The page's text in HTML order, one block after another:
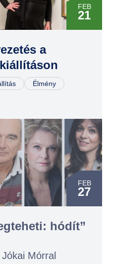
FEB
21
a
Élmény
FEB
27
hódít”
Mórral